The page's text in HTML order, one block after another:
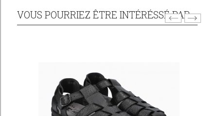
VOUS POURRIEZ ÊTRE INTÉRÉSSÉ PAR...